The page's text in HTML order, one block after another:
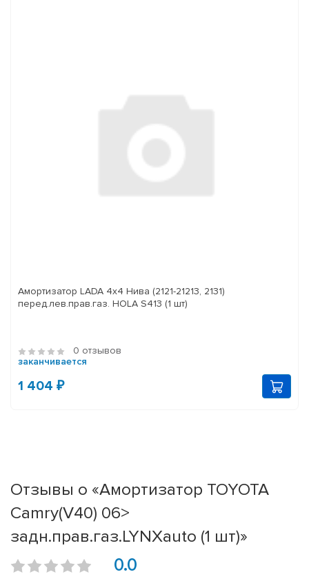
Амортизатор LADA 4x4 Нива (2121-21213, 2131)
перед.лев.прав.газ. HOLA S413 (1 шт)
0 отзывов
заканчивается
1 404 ₽
Отзывы о «Амортизатор TOYOTA
Camry(V40) 06>
задн.прав.газ.LYNXauto (1 шт)»
0.0